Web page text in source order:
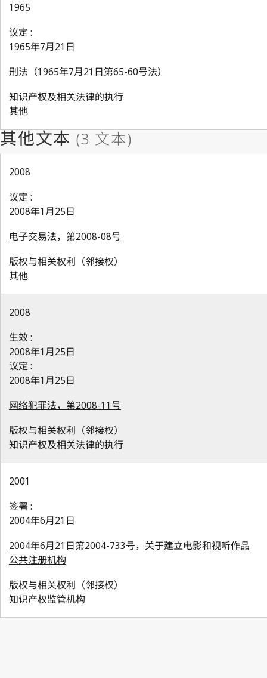
1965
议定 :
1965年7月21日
刑法（1965年7月21日第65-60号法）
知识产权及相关法律的执行
其他
2008
议定 :
2008年1月25日
电子交易法，第2008-08号
版权与相关权利（邻接权）
其他
2008
生效 :
2008年1月25日
议定 :
2008年1月25日
网络犯罪法，第2008-11号
版权与相关权利（邻接权）
知识产权及相关法律的执行
2001
签署 :
2004年6月21日
2004年6月21日第2004-733号，关于建立电影和视听作品
公共注册机构
版权与相关权利（邻接权）
知识产权监管机构